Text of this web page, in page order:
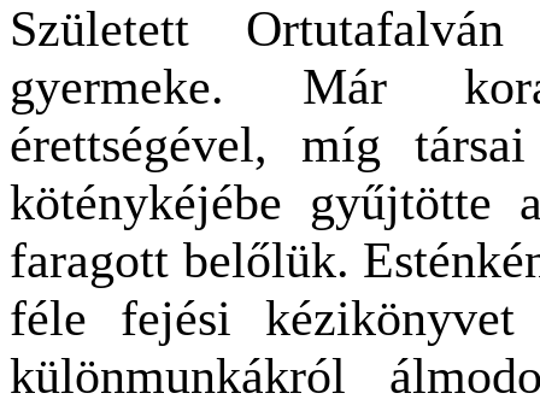
Született
gyermeke. Már
érettségével,
míg
köténykéjébe gyűjtötte
faragott belőlük.
féle fejési kézikönyvet
különmunkákról